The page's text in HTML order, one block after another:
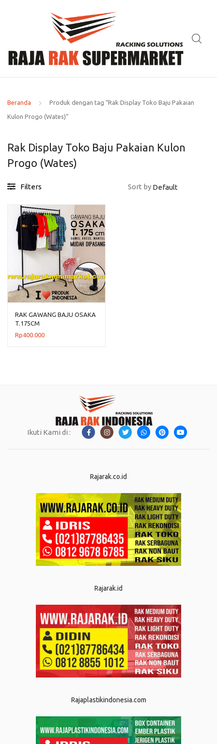
Beranda Produk dengan tag “Rak Display Toko Baju Pakaian
Kulon Progo (Wates)”
Rak Display Toko Baju Pakaian Kulon
Progo (Wates)
Filters Sort by
RAK GAWANG BAJU OSAKA
T.175CM
Rp400.000
Ikuti Kami di :
Rajarak.co.id
Rajarak.id
Rajaplastikindonesia.com